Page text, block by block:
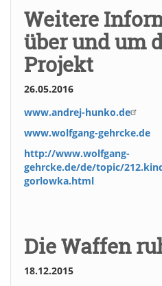
Weitere
über und um
Projekt
26.05.2016
www.andrej-hunko.de
www.wolfgang-gehrcke.de
http://www.wolfgang-
gehrcke.de/de/topic/
gorlowka.html
Die Waffen
18.12.2015